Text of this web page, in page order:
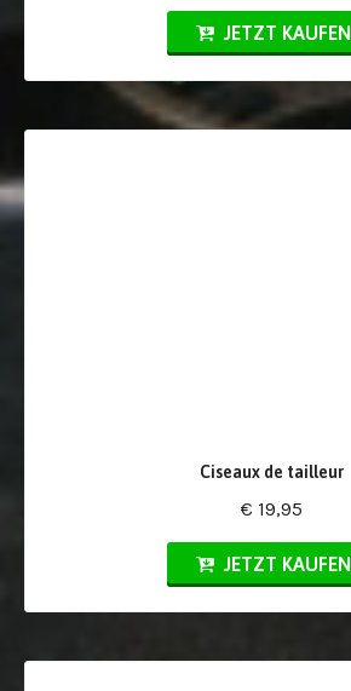
JETZT KAUFEN
Ciseaux de tailleur
€ 19,95
JETZT KAUFEN